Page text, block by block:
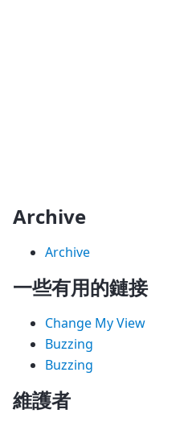
Archive
Archive
一些有用的鏈接
Change My View
Buzzing
Buzzing
維護者